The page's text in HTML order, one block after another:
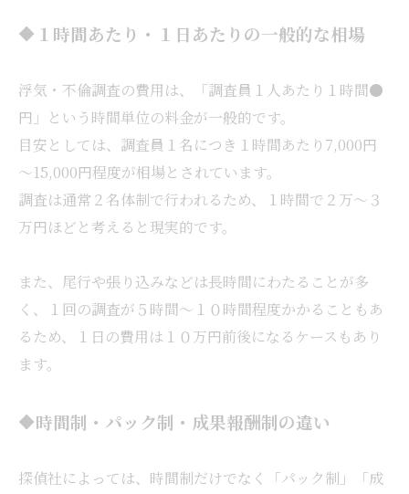
🔶１時間あたり・１日あたりの一般的な相場
浮気・不倫調査の費用は、「調査員１人あたり１時間●
円」という時間単位の料金が一般的です。
目安としては、調査員１名につき１時間あたり7,000円
～15,000円程度が相場とされています。
調査は通常２名体制で行われるため、１時間で２万～３
万円ほどと考えると現実的です。
また、尾行や張り込みなどは長時間にわたることが多
く、１回の調査が５時間～１０時間程度かかることもあ
るため、１日の費用は１０万円前後になるケースもあり
ます。
🔶時間制・パック制・成果報酬制の違い
探偵社によっては、時間制だけでなく「パック制」「成